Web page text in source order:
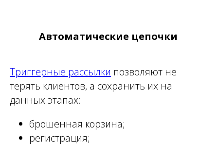
Автоматические цепочки
Триггерные рассылки позволяют не
терять клиентов, а сохранить их на
данных этапах:
брошенная корзина;
регистрация;